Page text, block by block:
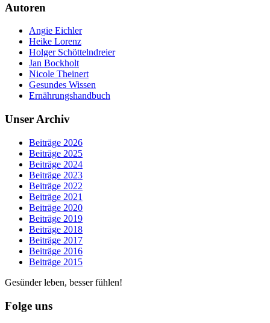
Autoren
Angie Eichler
Heike Lorenz
Holger Schöttelndreier
Jan Bockholt
Nicole Theinert
Gesundes Wissen
Ernährungshandbuch
Unser Archiv
Beiträge 2026
Beiträge 2025
Beiträge 2024
Beiträge 2023
Beiträge 2022
Beiträge 2021
Beiträge 2020
Beiträge 2019
Beiträge 2018
Beiträge 2017
Beiträge 2016
Beiträge 2015
Gesünder leben, besser fühlen!
Folge uns